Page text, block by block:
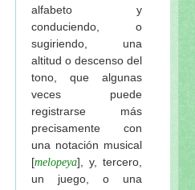
alfabeto y
conduciendo, o
sugiriendo, una
altitud o descenso del
tono, que algunas
veces puede
registrarse más
precisamente con
una notación musical
[melopeya], y, tercero,
un juego, o una